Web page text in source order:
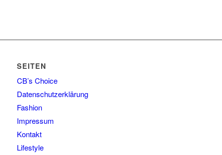
SEITEN
CB’s Choice
Datenschutzerklärung
Fashion
Impressum
Kontakt
Lifestyle